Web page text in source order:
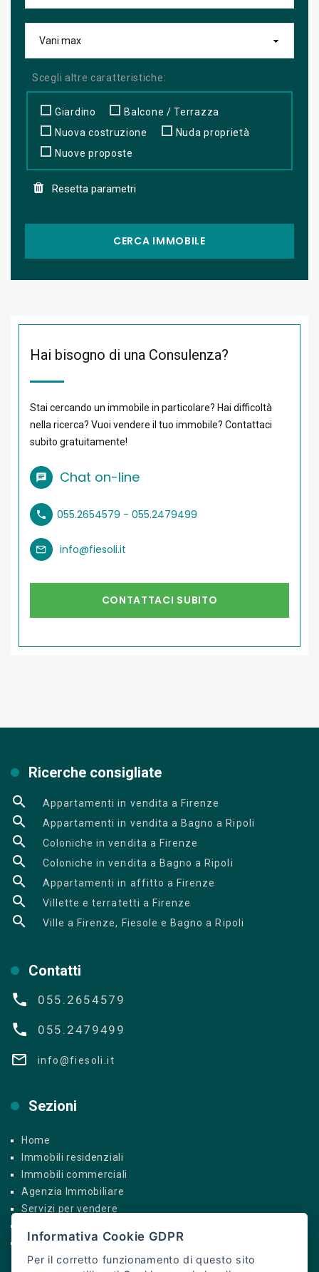
Scegli altre caratteristiche:
Giardino
Balcone / Terrazza
Nuova costruzione
Nuda proprietà
Nuove proposte
Resetta parametri
CERCA IMMOBILE
Hai bisogno di una Consulenza?
Stai cercando un immobile in particolare? Hai difficoltà
nella ricerca? Vuoi vendere il tuo immobile? Contattaci
subito gratuitamente!
Chat on-line
055.2654579 - 055.2479499
info@fiesoli.it
CONTATTACI SUBITO
Ricerche consigliate
Appartamenti in vendita a Firenze
Appartamenti in vendita a Bagno a Ripoli
Coloniche in vendita a Firenze
Coloniche in vendita a Bagno a Ripoli
Appartamenti in affitto a Firenze
Villette e terratetti a Firenze
Ville a Firenze, Fiesole e Bagno a Ripoli
Contatti
055.2654579
055.2479499
info@fiesoli.it
Sezioni
Home
Immobili residenziali
Immobili commerciali
Agenzia Immobiliare
Servizi per vendere
Contatti
Informativa Cookie GDPR
Per il corretto funzionamento di questo sito